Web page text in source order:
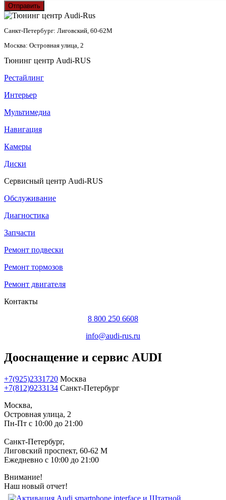
Отправить
Санкт-Петербург: Лиговский, 60-62М
Москва: Островная улица, 2
Тюнинг центр Audi-RUS
Рестайлинг
Интерьер
Мультимедиа
Навигация
Камеры
Диски
Сервисный центр Audi-RUS
Обслуживание
Диагностика
Запчасти
Ремонт подвески
Ремонт тормозов
Ремонт двигателя
Контакты
8 800 250 6608
info@audi-rus.ru
Дооснащение и сервис AUDI
+7(925)2331720 Москва
+7(812)9233134 Санкт-Петербург
Москва,
Островная улица, 2
Пн-Пт с 10:00 до 21:00
Санкт-Петербург,
Лиговский проспект, 60-62 М
Ежедневно с 10:00 до 21:00
Внимание!
Наш новый отчет!